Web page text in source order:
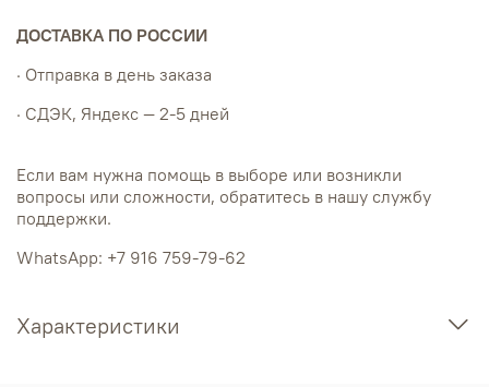
ДОСТАВКА ПО РОССИИ
· Отправка в день заказа
· СДЭК, Яндекс — 2-5 дней
Если вам нужна помощь в выборе или возникли
вопросы или сложности, обратитесь в нашу службу
поддержки.
WhatsApp: +7 916 759-79-62
Характеристики